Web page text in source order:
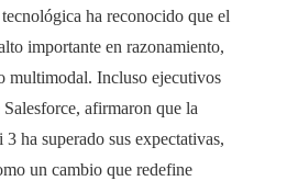
ha reconocido que el
importante en razonamiento,
multimodal. Incluso ejecutivos
afirmaron que la
ha superado sus expectativas,
un cambio que redefine